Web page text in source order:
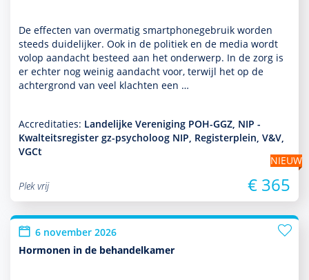
De effecten van overmatig smartphonegebruik worden
steeds duide­lijker. Ook in de politiek en de media wordt
volop aan­dacht besteed aan het onder­werp. In de zorg is
er echter nog weinig aan­dacht voor, terwijl het op de
achter­grond van veel klachten een …
Accreditaties: Landelijke Vereniging POH-GGZ, NIP -
Kwalteitsregister gz-psycholoog NIP, Registerplein, V&V,
VGCt
NIEUW
Plek vrij
€ 365
6 november 2026
Hormonen in de behandelkamer